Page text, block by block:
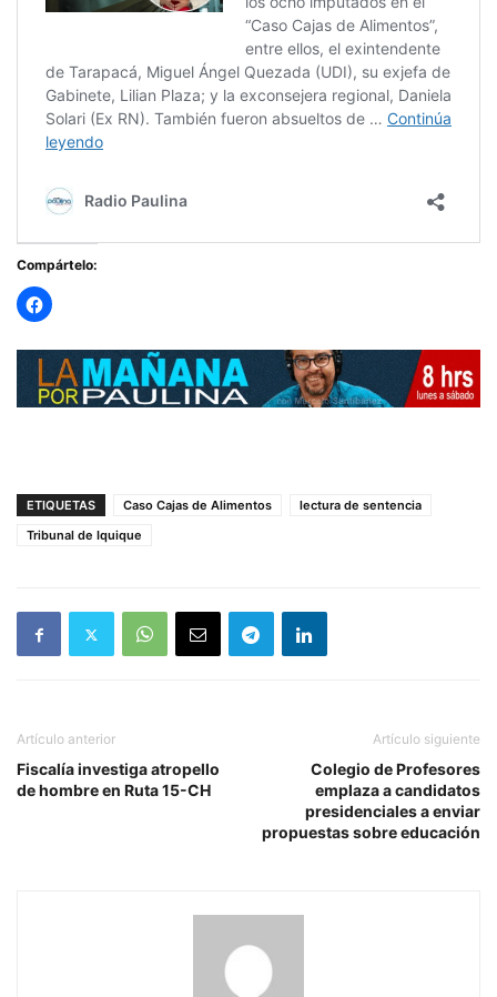
Compártelo:
ETIQUETAS Caso Cajas de Alimentos
lectura de sentencia
Tribunal de Iquique
Artículo anterior
Fiscalía investiga atropello
de hombre en Ruta 15-CH
Artículo siguiente
Colegio de Profesores
emplaza a candidatos
presidenciales a enviar
propuestas sobre educación